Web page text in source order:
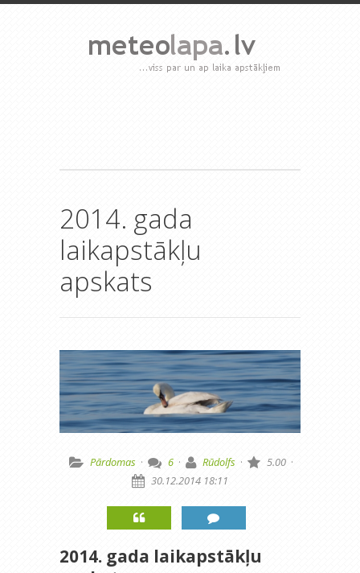
2014. gada
laikapstākļu
apskats
Pārdomas · 6 · Rūdolfs · 5.00 ·
30.12.2014 18:11
2014. gada laikapstākļu